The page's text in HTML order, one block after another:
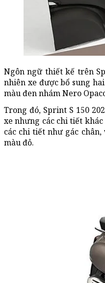
Ngôn ngữ thiết kế trên
nhiên xe được bổ sung
màu đen nhám Nero
Trong đó, Sprint S 150
xe nhưng các chi tiết
các chi tiết như gác
màu đỏ.